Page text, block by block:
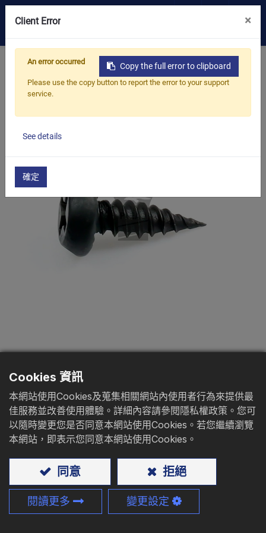
OEM/ODM
產品
ESG
首頁 產品 一般螺絲 支架螺絲 小蜜蜂頭尖尾
小蜜蜂頭尖尾
小蜜蜂支架螺絲搭配尖尾或專利雨傘牙尾的
設計，能輕鬆貫穿結合輕鋼架和輕鋼柱。
材質: 碳鋼、不鏽鋼
應用:薄鐵板+薄鐵板、薄鐵板+輕鋼柱
尺寸:M3 - M8、#5 - 5/16
長度:9 - 75mm、3/8" - 2 1/2"
Cookies 資訊
本網站使用Cookies及蒐集相關網站內使用者行為來提供最
佳服務並改善使用體驗。詳細內容請參閱隱私權政策。您可
以隨時變更您是否同意本網站使用Cookies。若您繼續瀏覽
本網站，即表示您同意本網站使用Cookies。
同意 拒絕
閱讀更多 變更設定
Client Error ×
Copy the full error to clipboard
An error occurred
Please use the copy button to report the error to your support
service.
See details
確定